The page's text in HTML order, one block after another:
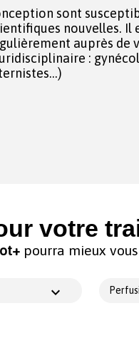
sont
nouvelles. Il
auprès de
:
votre
pourra mieux